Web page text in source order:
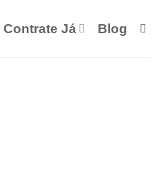
Contrate Já Blog